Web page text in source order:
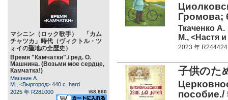
マシニン（ロック歌手） 「カム
チャツカ」時代（ヴィクトル・ツ
ォイの聖地の全歴史）
Время "Камчатки"./ ред. О.
Машнина. (Возьми мое сердце,
Камчатка!)
Машнин А.
М., <Выргород> 440 c. hard
2025 年 R281000
\68,860
Громова;
Ткаченко А.
М., <Настя
2023 年 R244424
子供のた
пособие./